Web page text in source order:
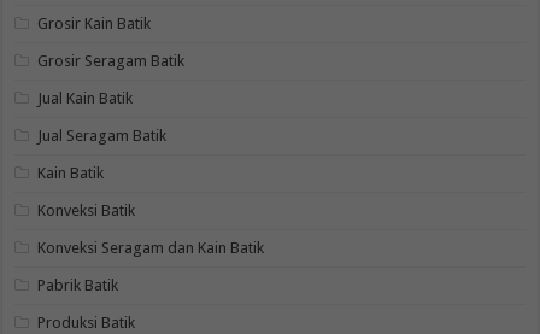
Grosir Kain Batik
Grosir Seragam Batik
Jual Kain Batik
Jual Seragam Batik
Kain Batik
Konveksi Batik
Konveksi Seragam dan Kain Batik
Pabrik Batik
Produksi Batik